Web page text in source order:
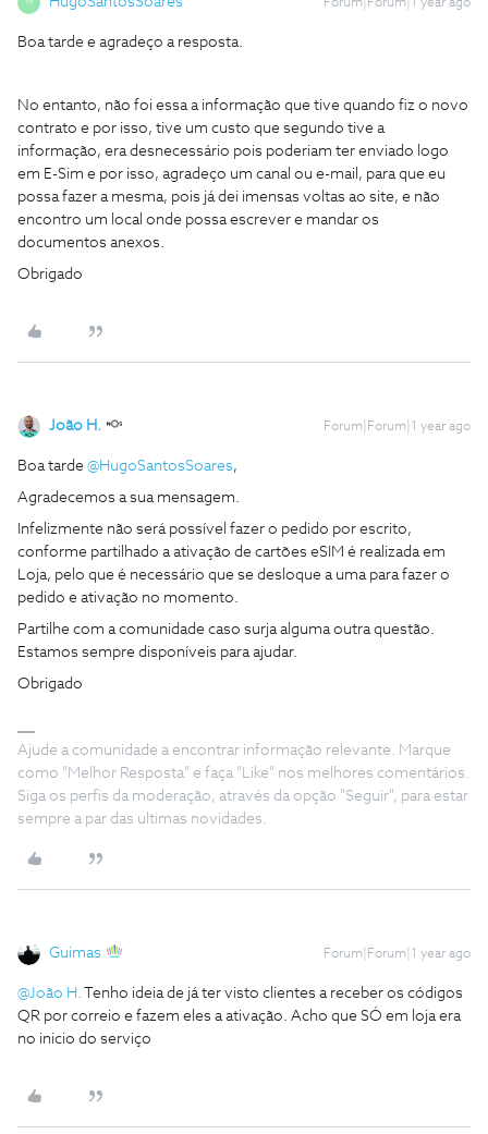
H Forum|Forum|1 year ago
Boa tarde e agradeço a resposta.
No entanto, não foi essa a informação que tive quando fiz o novo
contrato e por isso, tive um custo que segundo tive a
informação, era desnecessário pois poderiam ter enviado logo
em E-Sim e por isso, agradeço um canal ou e-mail, para que eu
possa fazer a mesma, pois já dei imensas voltas ao site, e não
encontro um local onde possa escrever e mandar os
documentos anexos.
Obrigado
João H. Forum|Forum|1 year ago
Boa tarde ​ @HugoSantosSoares,
Agradecemos a sua mensagem.
Infelizmente não será possível fazer o pedido por escrito,
conforme partilhado a ativação de cartões eSIM é realizada em
Loja, pelo que é necessário que se desloque a uma para fazer o
pedido e ativação no momento.
Partilhe com a comunidade caso surja alguma outra questão.
Estamos sempre disponíveis para ajudar.
Obrigado
Ajude a comunidade a encontrar informação relevante. Marque
como "Melhor Resposta" e faça "Like" nos melhores comentários.
Siga os perfis da moderação, através da opção "Seguir", para estar
sempre a par das ultimas novidades.
Guimas Forum|Forum|1 year ago
@João H. Tenho ideia de já ter visto clientes a receber os códigos
QR por correio e fazem eles a ativação. Acho que SÓ em loja era
no inicio do serviço